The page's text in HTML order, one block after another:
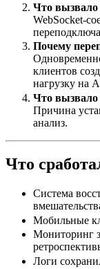
Что вызвало
WebSocket-
Почему
клиентов
нагрузку на
Что вызвало
Причина
анализ.
Что
Система
Мобильные
Мониторинг
Логи